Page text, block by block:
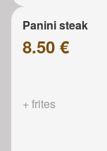
Panini steak
8.50 €
+ frites